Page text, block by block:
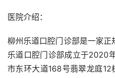
医院介绍：
柳州乐道口腔门诊部是一家正
乐道口腔门诊部成立于2020
市东环大道168号翡翠龙庭12